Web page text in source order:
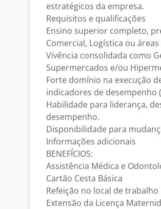
estratégicos da empresa.
Requisitos e qualificações
Ensino superior completo,
Comercial, Logística ou
Vivência consolidada como
Supermercados e/ou
Forte domínio na execução
indicadores de desempenho
Habilidade para liderança,
desempenho.
Disponibilidade para
Informações adicionais
BENEFÍCIOS:
Assistência Médica e
Cartão Cesta Básica
Refeição no local de trabalho
Extensão da Licença